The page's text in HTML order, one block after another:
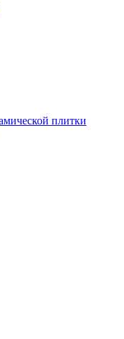
плитки